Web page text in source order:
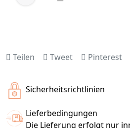
Teilen Tweet Pinterest
Sicherheitsrichtlinien
Lieferbedingungen
Die Lieferung erfolgt nur